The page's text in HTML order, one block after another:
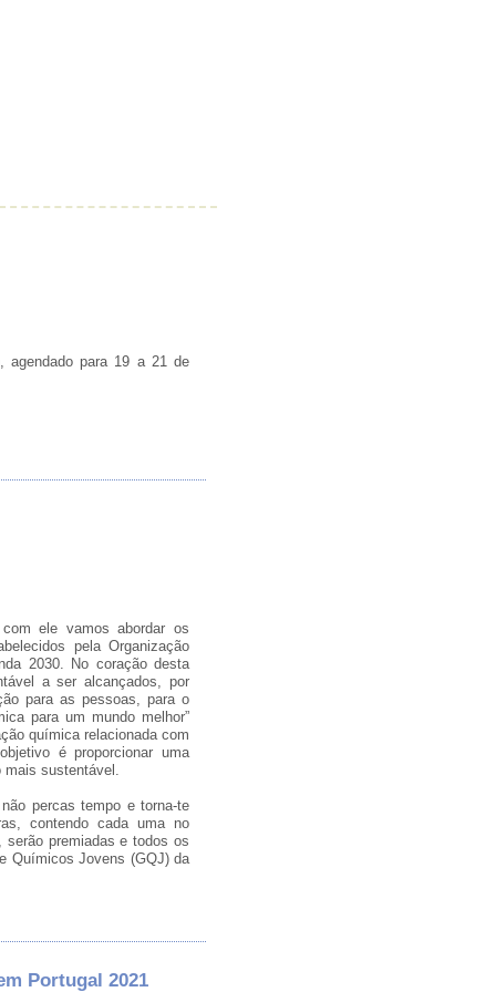
agendado para 19 a 21 de
ele vamos abordar os
pela Organização
2030. No coração desta
a ser alcançados, por
para as pessoas, para o
para um mundo melhor”
química relacionada com
é proporcionar uma
mais sustentável.
percas tempo e torna-te
contendo cada uma no
premiadas e todos os
Químicos Jovens (GQJ) da
Portugal 2021